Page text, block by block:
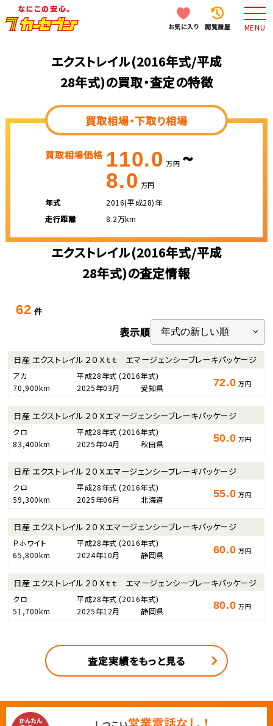
お気に入り 閲覧履歴 MENU
エクストレイル(2016年式/平成
28年式)の買取・査定の特徴
買取相場・下取り相場
買取相場価格 110.0 万円 ~
8.0 万円
年式
2016(平成28)年
走行距離
8.2万km
エクストレイル(2016年式/平成
28年式)の査定情報
62 件
表示順
日産 エクストレイル ２０Ｘｔｔ エマージェンシーブレーキパッケージ
アカ 平成28年式(2016年式)
70,900km
2025年03月 愛知県 72.0 万円
日産 エクストレイル ２０Ｘエマージェンシーブレーキパッケージ
クロ 平成28年式(2016年式)
83,400km
2025年04月 秋田県 50.0 万円
日産 エクストレイル ２０Ｘエマージェンシーブレーキパッケージ
クロ 平成28年式(2016年式)
59,300km
2025年06月 北海道 55.0 万円
日産 エクストレイル ２０Ｘエマージェンシーブレーキパッケージ
Ｐホワイト 平成28年式(2016年式)
65,800km
2024年10月 静岡県 60.0 万円
日産 エクストレイル ２０Ｘｔｔ エマージェンシーブレーキパッケージ
クロ 平成28年式(2016年式)
51,700km
2025年12月 静岡県 80.0 万円
査定実績をもっと見る